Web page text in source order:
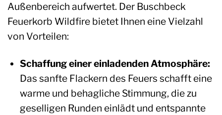
Außenbereich aufwertet. Der Buschbeck
Feuerkorb Wildfire bietet Ihnen eine Vielzahl
von Vorteilen:
Schaffung einer einladenden Atmosphäre:
Das sanfte Flackern des Feuers schafft eine
warme und behagliche Stimmung, die zu
geselligen Runden einlädt und entspannte